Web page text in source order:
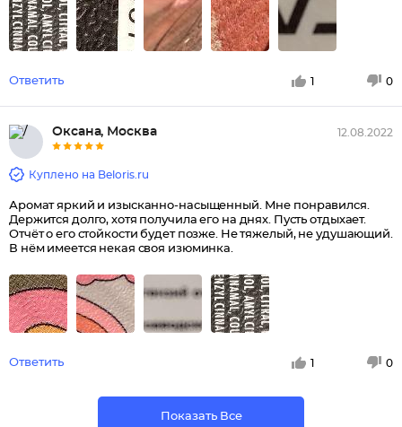
Ответить 1 0
Оксана, Москва 12.08.2022
Куплено на Beloris.ru
Аромат яркий и изысканно-насыщенный. Мне понравился.
Держится долго, хотя получила его на днях. Пусть отдыхает.
Отчёт о его стойкости будет позже. Не тяжелый, не удушающий.
В нём имеется некая своя изюминка.
Ответить 1 0
Показать Все